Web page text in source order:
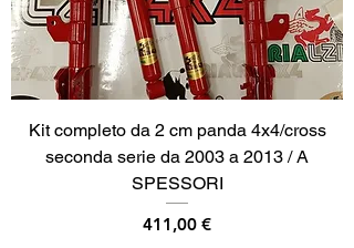
Kit completo da 2 cm panda 4x4/cross
seconda serie da 2003 a 2013 / A
SPESSORI
Preis
411,00 €